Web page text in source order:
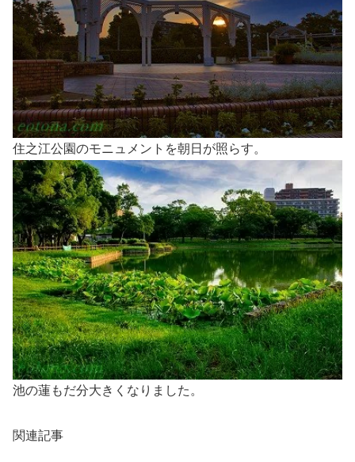
住之江公園のモニュメントを朝日が照らす。
池の蓮もだ分大きくなりました。
関連記事